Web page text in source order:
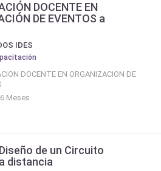
DOCENTE EN
DE EVENTOS a
IDES
DOCENTE EN ORGANIZACION DE
Meses
de un Circuito
distancia